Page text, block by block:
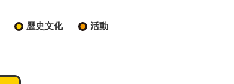
歴史文化
活動